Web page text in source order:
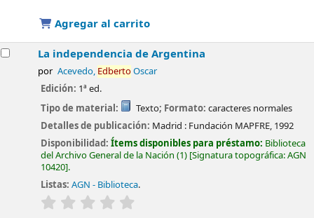
Agregar al carrito
La independencia de Argentina
por Acevedo, EdbertoOscar
Edición: 1ª ed.
Tipo de material:
Texto; Formato: caracteres normales
Detalles de publicación: Madrid : Fundación MAPFRE, 1992
Disponibilidad:Ítems disponibles para préstamo: Biblioteca
del Archivo General de la Nación (1) Signatura topográfica:AGN
10420 .
Listas: AGN - Biblioteca.
valoración